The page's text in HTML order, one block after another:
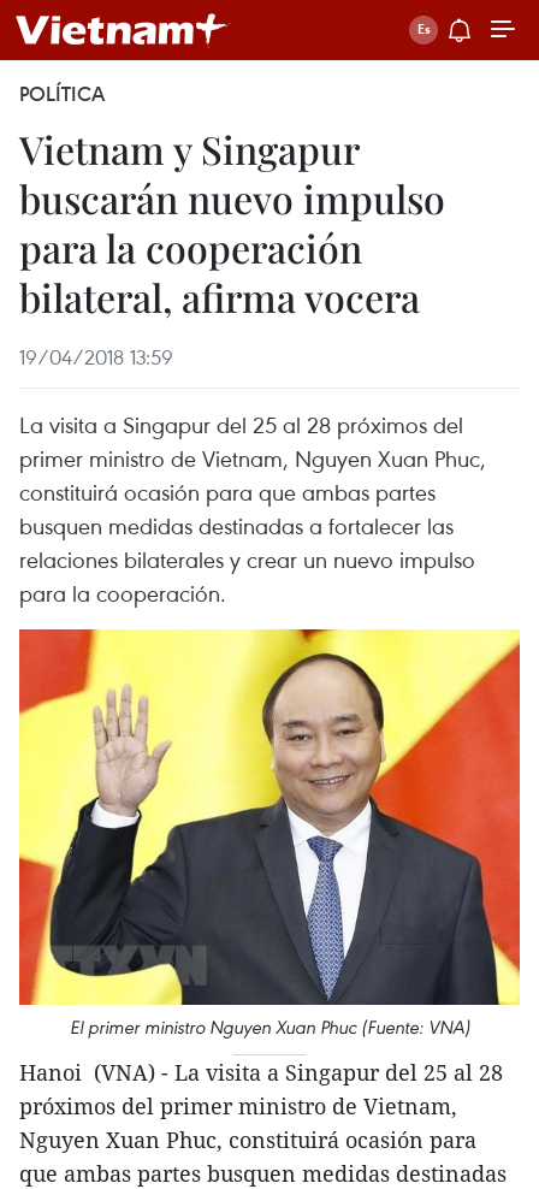
POLÍTICA
Vietnam y Singapur
buscarán nuevo impulso
para la cooperación
bilateral, afirma vocera
19/04/2018 13:59
La visita a Singapur del 25 al 28 próximos del
primer ministro de Vietnam, Nguyen Xuan Phuc,
constituirá ocasión para que ambas partes
busquen medidas destinadas a fortalecer las
relaciones bilaterales y crear un nuevo impulso
para la cooperación.
El primer ministro Nguyen Xuan Phuc (Fuente: VNA)
Hanoi (VNA) - La visita a Singapur del 25 al 28
próximos del primer ministro de Vietnam,
Nguyen Xuan Phuc, constituirá ocasión para
que ambas partes busquen medidas destinadas